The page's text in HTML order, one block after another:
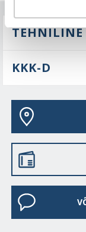
TEHNILINE
KKK-D